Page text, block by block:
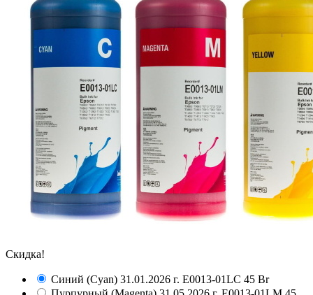
Скидка!
Синий (Cyan) 31.01.2026 г. E0013-01LC 45 Br